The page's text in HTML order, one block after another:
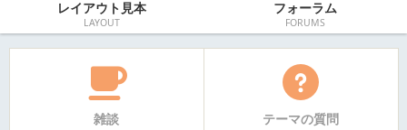
レイアウト見本
LAYOUT
フォーラム
FORUMS
雑談 テーマの質問